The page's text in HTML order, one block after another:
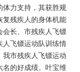
体力支持，其获胜规
复残疾人的身体机能
会长、市残疾人飞镖
人飞镖运动队训练情
市残疾人飞镖运动
名的好成绩。叶宝维